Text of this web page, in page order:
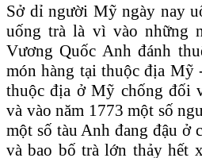
Sở dỉ người Mỹ ngày nay
uống trà là vì vào những
Vương Quốc Anh đánh
món hàng tại thuộc địa Mỹ
thuộc địa ở Mỹ chống đối
và vào năm 1773 một số
một số tàu Anh đang đậu ở
và bao bố trà lớn thảy hết